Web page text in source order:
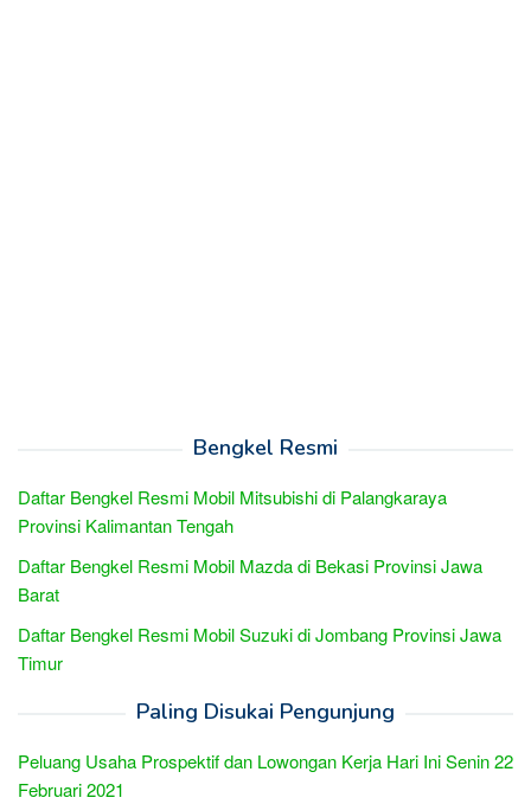
Bengkel Resmi
Daftar Bengkel Resmi Mobil Mitsubishi di Palangkaraya
Provinsi Kalimantan Tengah
Daftar Bengkel Resmi Mobil Mazda di Bekasi Provinsi Jawa
Barat
Daftar Bengkel Resmi Mobil Suzuki di Jombang Provinsi Jawa
Timur
Paling Disukai Pengunjung
Peluang Usaha Prospektif dan Lowongan Kerja Hari Ini Senin 22
Februari 2021